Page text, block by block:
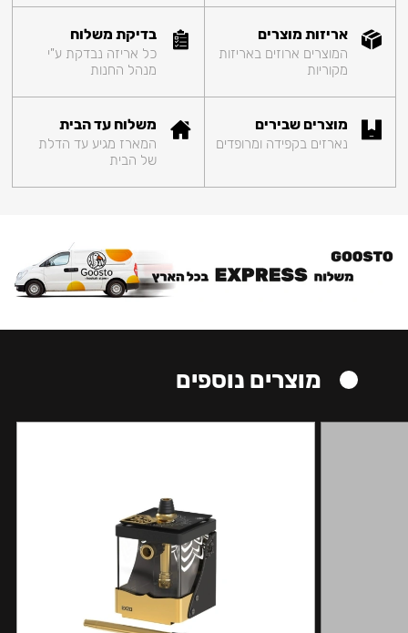
אריזות מוצרים
המוצרים ארוזים באריזות
מקוריות
בדיקת משלוח
כל אריזה נבדקת ע"י
מנהל החנות
מוצרים שבירים
נארזים בקפידה ומרופדים
משלוח עד הבית
המארז מגיע עד הדלת
של הבית
מוצרים נוספים